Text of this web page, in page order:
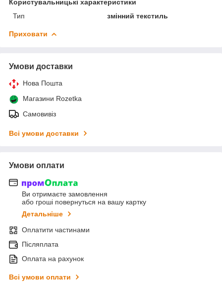
Користувальницькі характеристики
Тип
змінний текстиль
Приховати
Умови доставки
Нова Пошта
Магазини Rozetka
Самовивіз
Всі умови доставки
Умови оплати
Ви отримаєте замовлення
або гроші повернуться на вашу картку
Детальніше
Оплатити частинами
Післяплата
Оплата на рахунок
Всі умови оплати